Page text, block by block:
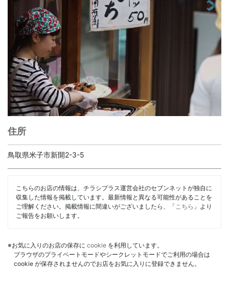
住所
鳥取県米子市新開2-3-5
こちらのお店の情報は、チラシプラス運営会社のセブンネットが独自に
収集した情報を掲載しています。最新情報と異なる可能性があることを
ご理解ください。掲載情報に間違いがございましたら、「 こちら 」より
ご報告をお願いします。
※お気に入りのお店の保存に cookie を利用しています。
ブラウザのプライベートモードやシークレットモードでご利用の場合は
cookie が保存されませんのでお店をお気に入りに登録できません。